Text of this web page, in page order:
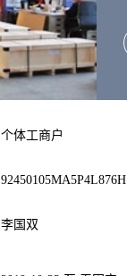
个体工商户
92450105MA5P4L876H
李国双